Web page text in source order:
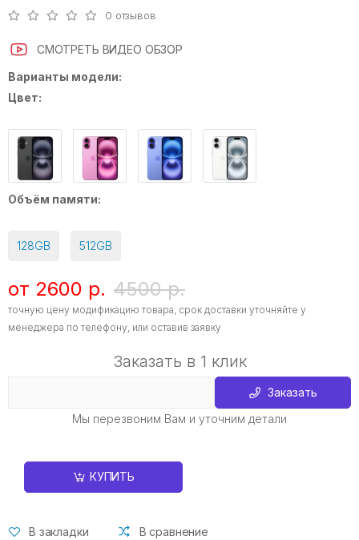
0 отзывов
СМОТРЕТЬ ВИДЕО ОБЗОР
Варианты модели:
Цвет:
Объём памяти:
128GB 512GB
от 2600 р. 4500 р.
точную цену модификацию товара, срок доставки уточняйте у
менеджера по телефону, или оставив заявку
Заказать в 1 клик
Заказать
Мы перезвоним Вам и уточним детали
КУПИТЬ
В закладки В сравнение